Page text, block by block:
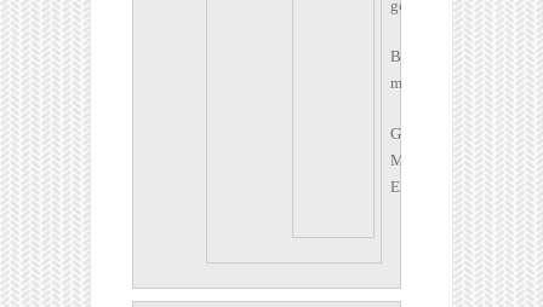
gefunden?
Bitte
melden!
Gruesse
Marie
Eleonore